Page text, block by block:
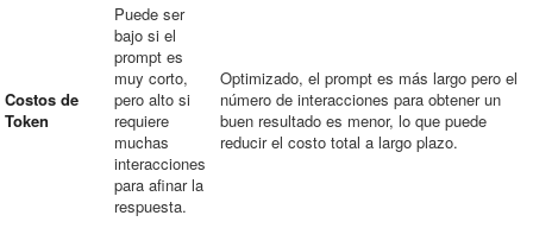
Costos de
Token
Puede ser
bajo si el
prompt es
muy corto,
pero alto si
requiere
muchas
interacciones
para afinar la
respuesta.
Optimizado, el prompt es más largo pero el
número de interacciones para obtener un
buen resultado es menor, lo que puede
reducir el costo total a largo plazo.